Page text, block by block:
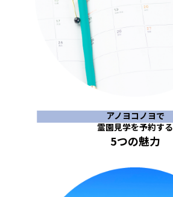
アノヨコノヨで
霊園見学を予約する
5つの魅力